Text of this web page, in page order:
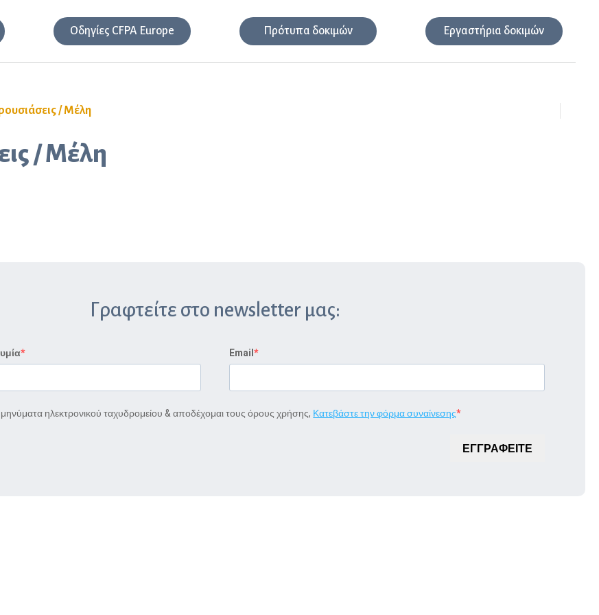
Οδηγίες CFPA Europe Πρότυπα δοκιμών Εργαστήρια δοκιμών
/ Μέλη
/ Μέλη
Γραφτείτε στο newsletter μας:
Email
ηλεκτρονικού ταχυδρομείου & αποδέχομαι τους όρους χρήσης, Κατεβάστε την φόρμα συναίνεσης
ΕΓΓΡΑΦΕΙΤΕ